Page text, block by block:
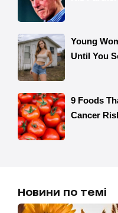
Новини по темі